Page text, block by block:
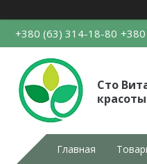
+380 (63) 314-18-80
Сто
красоты
Главная